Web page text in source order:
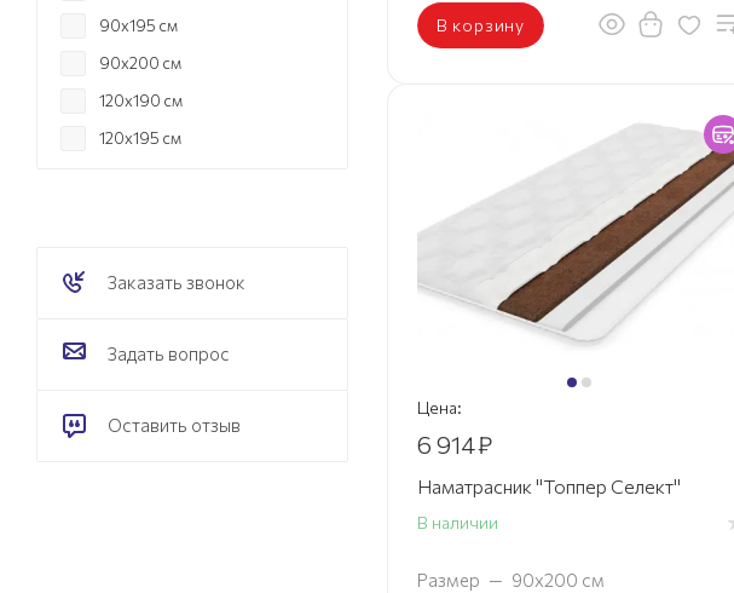
В корзину
Цена:
6 914₽
Наматрасник "Топпер Селект"
В наличии
Размер — 90х200 см
90х195 см
90х200 см
120х190 см
120х195 см
140х200 см
160х195 см
180х190 см
Заказать звонок
Задать вопрос
Оставить отзыв